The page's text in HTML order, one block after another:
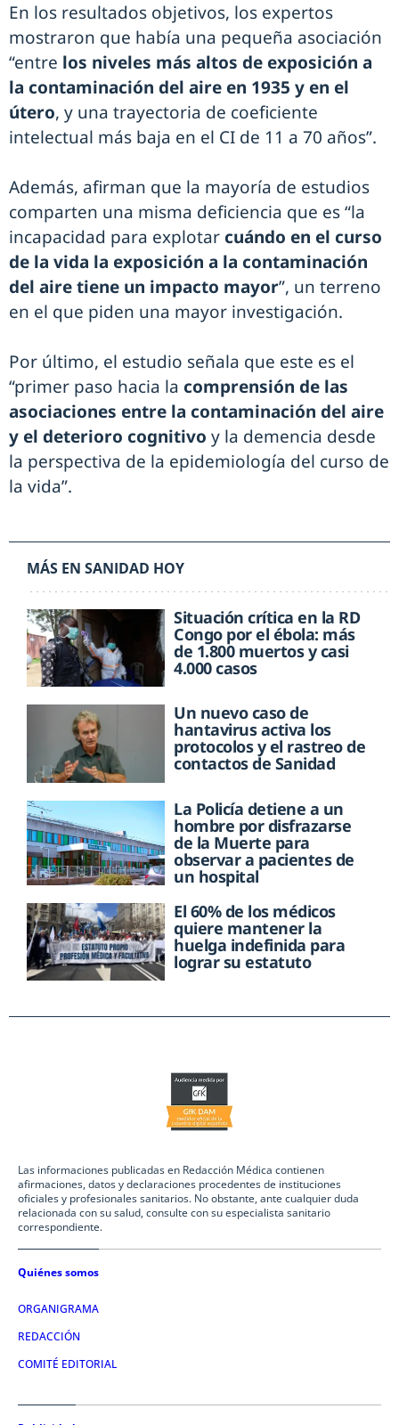
En los resultados objetivos, los expertos
mostraron que había una pequeña asociación
“entre los niveles más altos de exposición a
la contaminación del aire en 1935 y en el
útero, y una trayectoria de coeficiente
intelectual más baja en el CI de 11 a 70 años”.
Además, afirman que la mayoría de estudios
comparten una misma deficiencia que es “la
incapacidad para explotar cuándo en el curso
de la vida la exposición a la contaminación
del aire tiene un impacto mayor”, un terreno
en el que piden una mayor investigación.
Por último, el estudio señala que este es el
“primer paso hacia la comprensión de las
asociaciones entre la contaminación del aire
y el deterioro cognitivo y la demencia desde
la perspectiva de la epidemiología del curso de
la vida”.
MÁS EN SANIDAD HOY
Situación crítica en la RD
Congo por el ébola: más
de 1.800 muertos y casi
4.000 casos
Un nuevo caso de
hantavirus activa los
protocolos y el rastreo de
contactos de Sanidad
La Policía detiene a un
hombre por disfrazarse
de la Muerte para
observar a pacientes de
un hospital
El 60% de los médicos
quiere mantener la
huelga indefinida para
lograr su estatuto
Las informaciones publicadas en Redacción Médica contienen
afirmaciones, datos y declaraciones procedentes de instituciones
oficiales y profesionales sanitarios. No obstante, ante cualquier duda
relacionada con su salud, consulte con su especialista sanitario
correspondiente.
Quiénes somos
ORGANIGRAMA
REDACCIÓN
COMITÉ EDITORIAL